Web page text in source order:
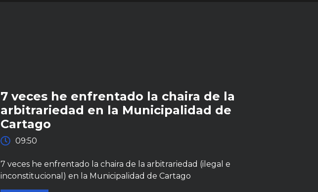
7 veces he enfrentado la chaira de la
arbitrariedad en la Municipalidad de
Cartago
09:50
7 veces he enfrentado la chaira de la arbitrariedad (ilegal e
inconstitucional) en la Municipalidad de Cartago